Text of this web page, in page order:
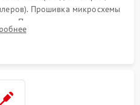
Прошивка микросхемы
При поломке подсветки —
выгоревших светодиодов.